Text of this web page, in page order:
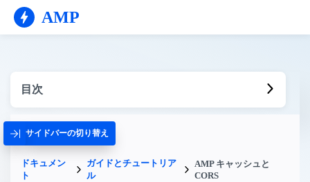
AMP
目次
サイドバーの切り替え
ドキュメン
ト
ガイドとチュートリア
ル
AMP キャッシュと
CORS